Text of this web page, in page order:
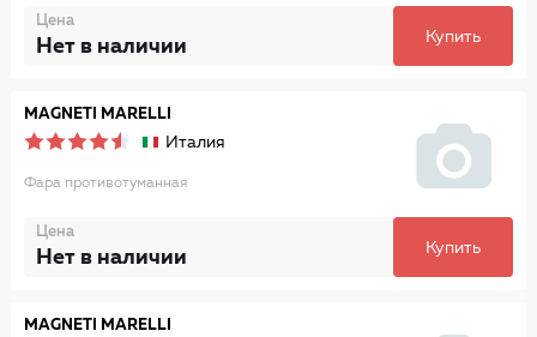
Цена
Нет в наличии Купить
MAGNETI MARELLI
Италия
Фара противотуманная
Цена
Нет в наличии Купить
MAGNETI MARELLI